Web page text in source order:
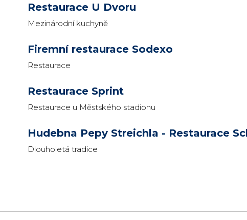
Restaurace U Dvoru
Mezinárodní kuchyně
Firemní restaurace Sodexo
Restaurace
Restaurace Sprint
Restaurace u Městského stadionu
Hudebna Pepy Streichla - Restaurace
Dlouholetá tradice